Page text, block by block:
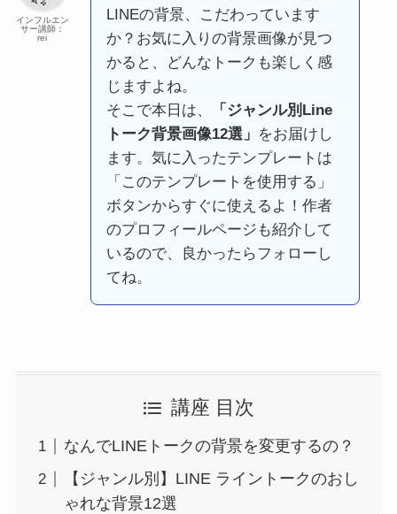
インフルエン
サー講師：
rei
LINEの背景、こだわっています
か？お気に入りの背景画像が見つ
かると、どんなトークも楽しく感
じますよね。
そこで本日は、
「ジャンル別Line
トーク背景画像12選」 をお届けし
ます。気に入ったテンプレートは
「このテンプレートを使用する」
ボタンからすぐに使えるよ！作者
のプロフィールページも紹介して
いるので、良かったらフォローし
てね。
講座 目次
なんでLINEトークの背景を変更するの？
【ジャンル別】LINE ライントークのおし
ゃれな背景12選